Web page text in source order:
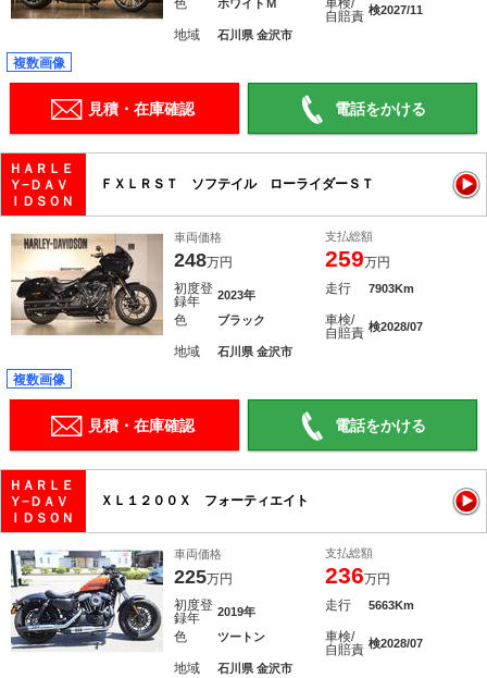
色 ホワイトＭ
車検/
自賠責 検2027/11
地域 石川県 金沢市
複数画像
見積・在庫確認 電話をかける
ＨＡＲＬＥ
Ｙ−ＤＡＶ
ＩＤＳＯＮ
ＦＸＬＲＳＴ ソフテイル ローライダーＳＴ
車両価格
248万円
支払総額
259万円
初度登
録年
2023年 走行 7903Km
色 ブラック
車検/
自賠責 検2028/07
地域 石川県 金沢市
複数画像
見積・在庫確認 電話をかける
ＨＡＲＬＥ
Ｙ−ＤＡＶ
ＩＤＳＯＮ
ＸＬ１２００Ｘ フォーティエイト
車両価格
225万円
支払総額
236万円
初度登
録年
2019年 走行 5663Km
色 ツートン
車検/
自賠責 検2028/07
地域 石川県 金沢市